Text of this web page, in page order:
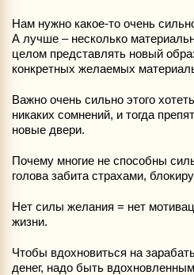
Нам нужно какое-то очень
А лучше – несколько
целом представлять новый
конкретных желаемых
Важно очень сильно этого
никаких сомнений, и тогда
новые двери.
Почему многие не способны
голова забита страхами,
Нет силы желания = нет
жизни.
Чтобы вдохновиться на
денег, надо быть